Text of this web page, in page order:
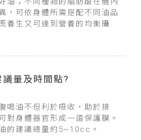
，可依身體所需搭配不同油品
養生又可達到營養的均衡攝
議量及時間點?
喝油不但利於吸收，助於排
對身體器官形成一道保護膜。
的建議總量約5~10cc。